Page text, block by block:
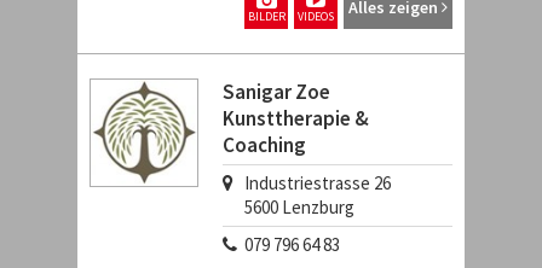
Alles zeigen
VIDEOS
BILDER
Sanigar Zoe
Kunsttherapie &
Coaching
Industriestrasse 26
5600 Lenzburg
079 796 64 83